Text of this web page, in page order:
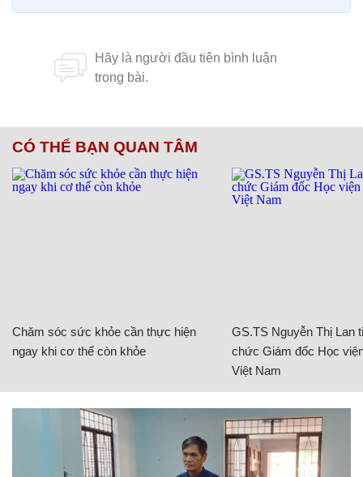
CÓ THỂ BẠN QUAN TÂM
Chăm sóc sức khỏe cần thực hiện
ngay khi cơ thể còn khỏe
GS.TS Nguyễn Thị Lan
chức Giám đốc Học
Việt Nam